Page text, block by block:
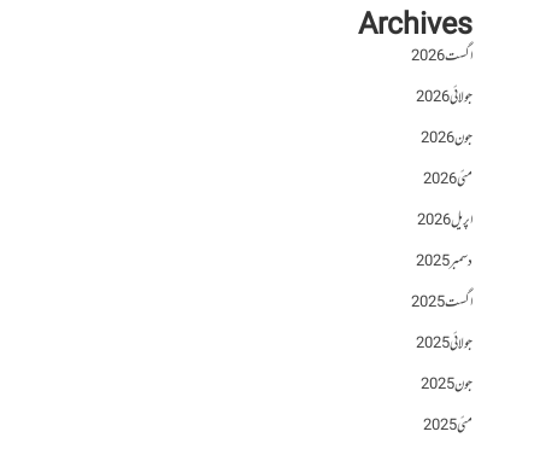
Archives
اگست 2026
جولائی 2026
جون 2026
مئی 2026
اپریل 2026
دسمبر 2025
اگست 2025
جولائی 2025
جون 2025
مئی 2025